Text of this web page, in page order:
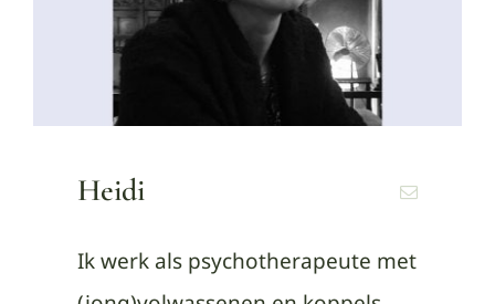
Heidi
Ik werk als psychotherapeute met